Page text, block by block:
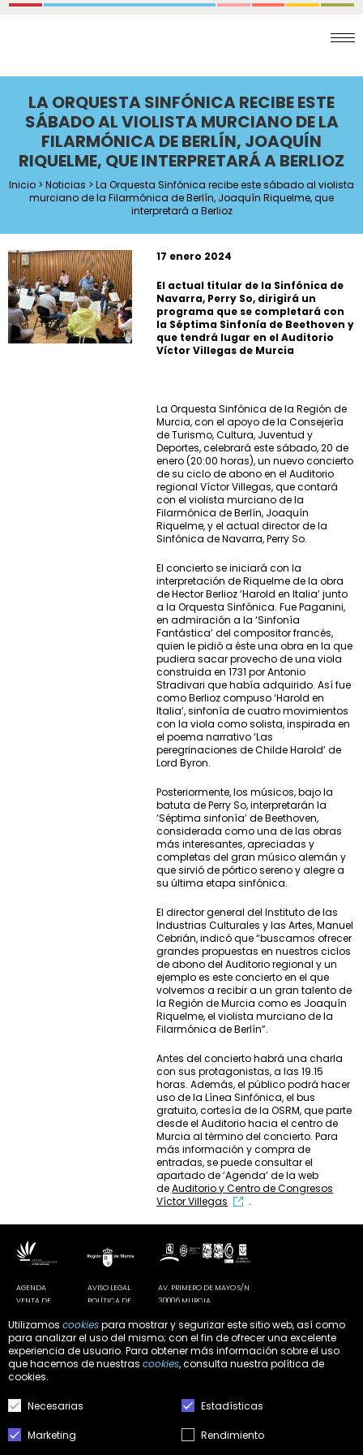
LA ORQUESTA SINFÓNICA RECIBE ESTE
SÁBADO AL VIOLISTA MURCIANO DE LA
FILARMÓNICA DE BERLÍN, JOAQUÍN
RIQUELME, QUE INTERPRETARÁ A BERLIOZ
Inicio > Noticias > La Orquesta Sinfónica recibe este sábado al violista
murciano de la Filarmónica de Berlín, Joaquín Riquelme, que
interpretará a Berlioz
17 enero 2024
El actual titular de la Sinfónica de
Navarra, Perry So, dirigirá un
programa que se completará con
la Séptima Sinfonía de Beethoven y
que tendrá lugar en el Auditorio
Víctor Villegas de Murcia
La Orquesta Sinfónica de la Región de
Murcia, con el apoyo de la Consejería
de Turismo, Cultura, Juventud y
Deportes, celebrará este sábado, 20 de
enero (20:00 horas), un nuevo concierto
de su ciclo de abono en el Auditorio
regional Víctor Villegas, que contará
con el violista murciano de la
Filarmónica de Berlín, Joaquín
Riquelme, y el actual director de la
Sinfónica de Navarra, Perry So.
El concierto se iniciará con la
interpretación de Riquelme de la obra
de Hector Berlioz ‘Harold en Italia’ junto
a la Orquesta Sinfónica. Fue Paganini,
en admiración a la ‘Sinfonía
Fantástica’ del compositor francés,
quien le pidió a éste una obra en la que
pudiera sacar provecho de una viola
construida en 1731 por Antonio
Stradivari que había adquirido. Así fue
como Berlioz compuso ‘Harold en
Italia’, sinfonía de cuatro movimientos
con la viola como solista, inspirada en
el poema narrativo ‘Las
peregrinaciones de Childe Harold’ de
Lord Byron.
Posteriormente, los músicos, bajo la
batuta de Perry So, interpretarán la
‘Séptima sinfonía’ de Beethoven,
considerada como una de las obras
más interesantes, apreciadas y
completas del gran músico alemán y
que sirvió de pórtico sereno y alegre a
su última etapa sinfónica.
El director general del Instituto de las
Industrias Culturales y las Artes, Manuel
Cebrián, indicó que “buscamos ofrecer
grandes propuestas en nuestros ciclos
de abono del Auditorio regional y un
ejemplo es este concierto en el que
volvemos a recibir a un gran talento de
la Región de Murcia como es Joaquín
Riquelme, el violista murciano de la
Filarmónica de Berlín”.
Antes del concierto habrá una charla
con sus protagonistas, a las 19.15
horas. Además, el público podrá hacer
uso de la Línea Sinfónica, el bus
gratuito, cortesía de la OSRM, que parte
desde el Auditorio hacia el centro de
Murcia al término del concierto. Para
más información y compra de
entradas, se puede consultar el
apartado de ‘Agenda’ de la web
deAuditorio y Centro de Congresos
Víctor Villegas
.
AGENDA
VENTA DE
CONTACTO
NOTICIAS
DOCUMENTACIÓN
Y
NORMATIVA
AVISO LEGAL
POLÍTICA DE
POLÍTICA DE
COOKIES
CONFIGURAR
COOKIES
AUDITORIO Y CENTRO DE CONGRESOS
AV. PRIMERO DE MAYO S/N
30006 MURCIA
T. 968 34 10 60
Utilizamos cookiespara mostrar y segurizar este sitio web, así como
para analizar el uso del mismo; con el fin de ofrecer una excelente
experiencia de usuario. Para obtener más información sobre el uso
que hacemos de nuestras cookies, consulta nuestra política de
cookies.
Necesarias Estadísticas
Marketing Rendimiento